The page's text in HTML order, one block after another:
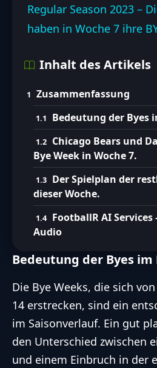
Regular Season 2023 –
haben in Woche 7 ihre
Inhalt des Artikels
Zusammenfassung
Bedeutung der Byes
Chicago Bears und
Bye Week in Woche 7.
Der Spielplan der
dieser Woche.
FootballR AI
Audio
Bedeutung der Byes im
Die Bye Weeks, die sich
14 erstrecken, sind ein
im Saisonverlauf. Ein gut
den Unterschied zwischen
und einem Einbruch in der